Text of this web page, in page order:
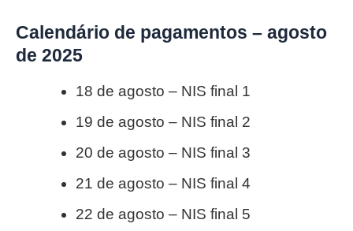
Calendário de pagamentos – agosto
de 2025
18 de agosto – NIS final 1
19 de agosto – NIS final 2
20 de agosto – NIS final 3
21 de agosto – NIS final 4
22 de agosto – NIS final 5